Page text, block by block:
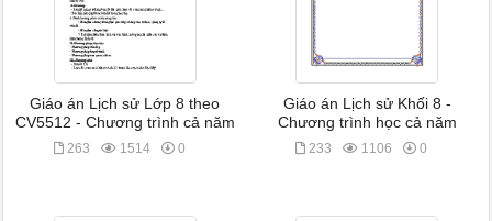
Giáo án Lịch sử Lớp 8 theo
CV5512 - Chương trình cả năm
263 1514 0
Giáo án Lịch sử Khối 8 -
Chương trình học cả năm
233 1106 0